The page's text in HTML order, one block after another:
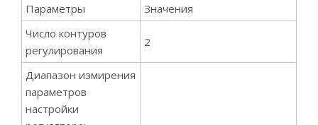
Параметры
Значения
Число контуров
регулирования
2
Диапазон измирения
параметров
настройки